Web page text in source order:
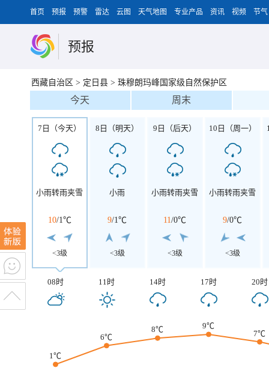
首页 预报 预警 雷达 云图 天气地图 专业产品 资讯 视频 节气
预报
西藏自治区 > 定日县 > 珠穆朗玛峰国家级自然保护区
今天 周末
7日（今天）
小雨转雨夹雪
10/1℃
<3级
8日（明天）
小雨
9/1℃
<3级
9日（后天）
小雨转雨夹雪
11/0℃
<3级
10日（周一）
小雨转雨夹雪
9/0℃
<3级
08时 11时 14时 17时 20时
1℃
6℃
8℃
9℃
7℃